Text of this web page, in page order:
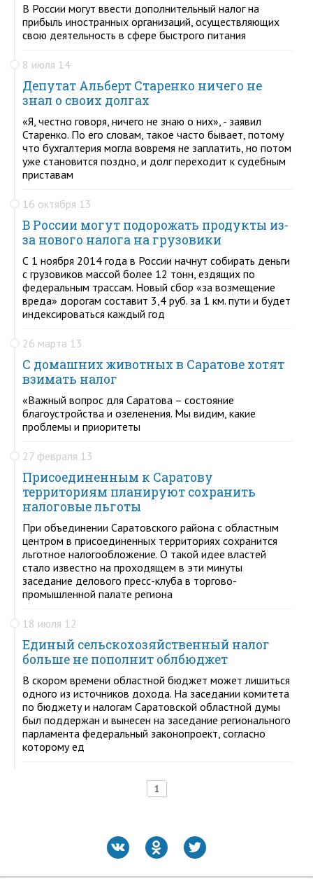
В России могут ввести дополнительный налог на
прибыль иностранных организаций, осуществляющих
свою деятельность в сфере быстрого питания
8 июля 14
Депутат Альберт Старенко ничего не
знал о своих долгах
«Я, честно говоря, ничего не знаю о них», - заявил
Старенко. По его словам, такое часто бывает, потому
что бухгалтерия могла вовремя не заплатить, но потом
уже становится поздно, и долг переходит к судебным
приставам
16 октября 13
В России могут подорожать продукты из-
за нового налога на грузовики
С 1 ноября 2014 года в России начнут собирать деньги
с грузовиков массой более 12 тонн, ездящих по
федеральным трассам. Новый сбор «за возмещение
вреда» дорогам составит 3,4 руб. за 1 км. пути и будет
индексироваться каждый год
26 марта 13
С домашних животных в Саратове хотят
взимать налог
«Важный вопрос для Саратова – состояние
благоустройства и озеленения. Мы видим, какие
проблемы и приоритеты
27 февраля 13
Присоединенным к Саратову
территориям планируют сохранить
налоговые льготы
При объединении Саратовского района с областным
центром в присоединенных территориях сохранится
льготное налогообложение. О такой идее властей
стало известно на проходящем в эти минуты
заседание делового пресс-клуба в торгово-
промышленной палате региона
18 июля 12
Единый сельскохозяйственный налог
больше не пополнит облбюджет
В скором времени областной бюджет может лишиться
одного из источников дохода. На заседании комитета
по бюджету и налогам Саратовской областной думы
был поддержан и вынесен на заседание регионального
парламента федеральный законопроект, согласно
которому ед
1